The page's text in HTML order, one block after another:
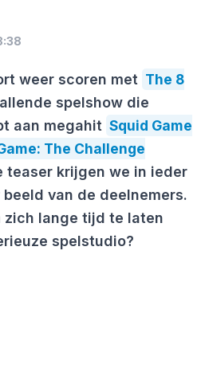
weer scoren met The 8
spelshow die
aan megahit Squid Game
The Challenge
teaser krijgen we in ieder
van de deelnemers.
zich lange tijd te laten
spelstudio?